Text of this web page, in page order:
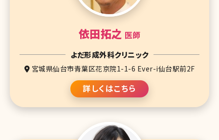
依田拓之 医師
よだ形成外科クリニック
宮城県仙台市青葉区花京院1-1-6 Ever-i仙台駅前2F
詳しくはこちら